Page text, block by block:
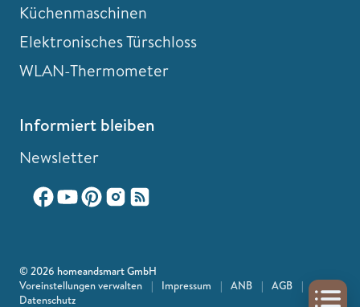
Küchenmaschinen
Elektronisches Türschloss
WLAN-Thermometer
Informiert bleiben
Newsletter
© 2026 homeandsmart GmbH
Voreinstellungen verwalten
| Impressum | ANB | AGB
|
Datenschutz